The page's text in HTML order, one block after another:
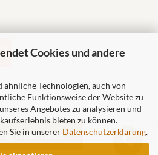
Cookies und andere
Technologien, auch von
Funktionsweise der Website zu
Angebotes zu analysieren und
bieten zu können.
Sie in unserer Datenschutzerklärung.
widerrufen